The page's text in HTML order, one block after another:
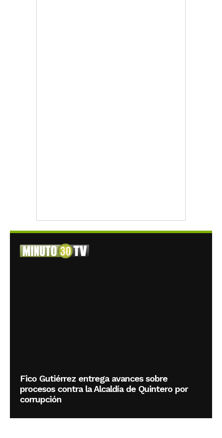
Fico Gutiérrez entrega avances sobre
procesos contra la Alcaldía de Quintero por
corrupción